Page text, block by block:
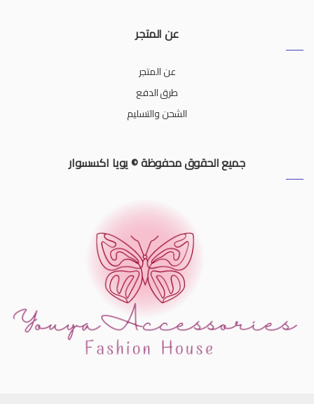
عن المتجر
عن المتجر
طرق الدفع
الشحن والتسليم
جميع الحقوق محفوظة © يويا اكسسوار